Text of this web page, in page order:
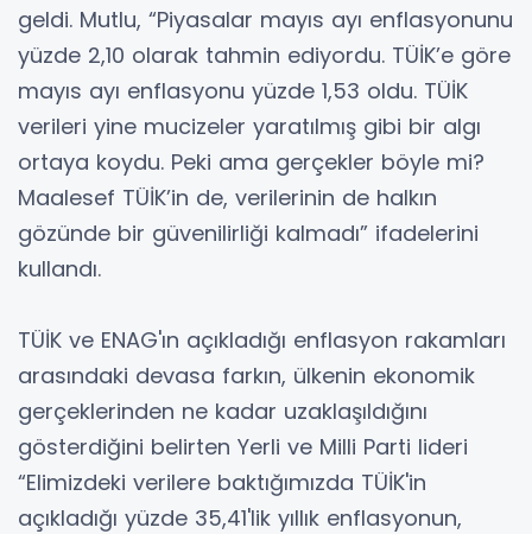
geldi. Mutlu, “Piyasalar mayıs ayı enflasyonunu
yüzde 2,10 olarak tahmin ediyordu. TÜİK’e göre
mayıs ayı enflasyonu yüzde 1,53 oldu. TÜİK
verileri yine mucizeler yaratılmış gibi bir algı
ortaya koydu. Peki ama gerçekler böyle mi?
Maalesef TÜİK’in de, verilerinin de halkın
gözünde bir güvenilirliği kalmadı” ifadelerini
kullandı.
TÜİK ve ENAG'ın açıkladığı enflasyon rakamları
arasındaki devasa farkın, ülkenin ekonomik
gerçeklerinden ne kadar uzaklaşıldığını
gösterdiğini belirten Yerli ve Milli Parti lideri
“Elimizdeki verilere baktığımızda TÜİK'in
açıkladığı yüzde 35,41'lik yıllık enflasyonun,